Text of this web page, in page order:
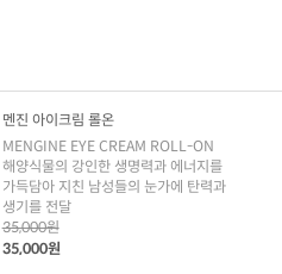
멘진 아이크림 롤온
MENGINE EYE CREAM ROLL-ON
해양식물의 강인한 생명력과 에너지를
가득담아 지친 남성들의 눈가에 탄력과
생기를 전달
35,000원
35,000원